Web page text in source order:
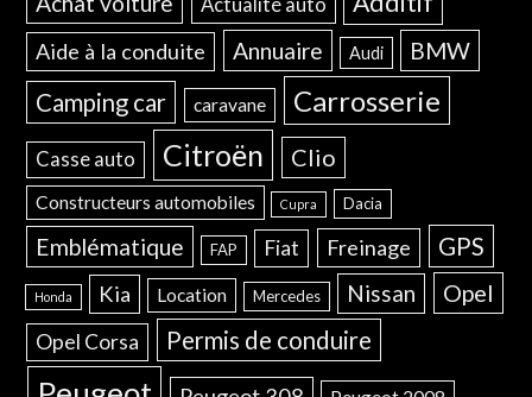
Actualité auto
Aide à la conduite Annuaire Audi BMW
Camping car caravane Carrosserie
Casse auto Citroën Clio
Constructeurs automobiles Cupra Dacia
Emblématique FAP Fiat Freinage GPS
Honda Kia Location Mercedes Nissan Opel
Opel Corsa Permis de conduire